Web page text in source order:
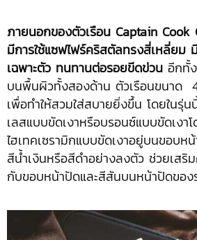
ภายนอกของตัวเรือน Captain Cook
มีการใช้แซฟไฟร์คริสตัลทรงสี่เหลี่ยม
เฉพาะตัว ทนทานต่อรอยขีดข่วน อีกทั้
บนพื้นผิวทั้งสองด้าน ตัวเรือนขนาด
เพื่อทำให้สวมใส่สบายยิ่งขึ้น โดยในรุ่
เลสแบบขัดเงาหรือบรอนซ์แบบขัดเงา
ไฮเทคเซรามิกแบบขัดเงาอยู่บนขอบ
สีน้ำเงินหรือสีดำอย่างลงตัว ช่วยเส
กับขอบหน้าปัดและสีสันบนหน้าปัดของ